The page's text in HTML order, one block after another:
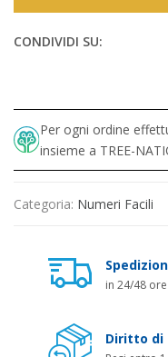
CONDIVIDI SU:
Per ogni ordine
insieme a TREE-
Categoria: Numeri Facili
in 24/48
Diritto di